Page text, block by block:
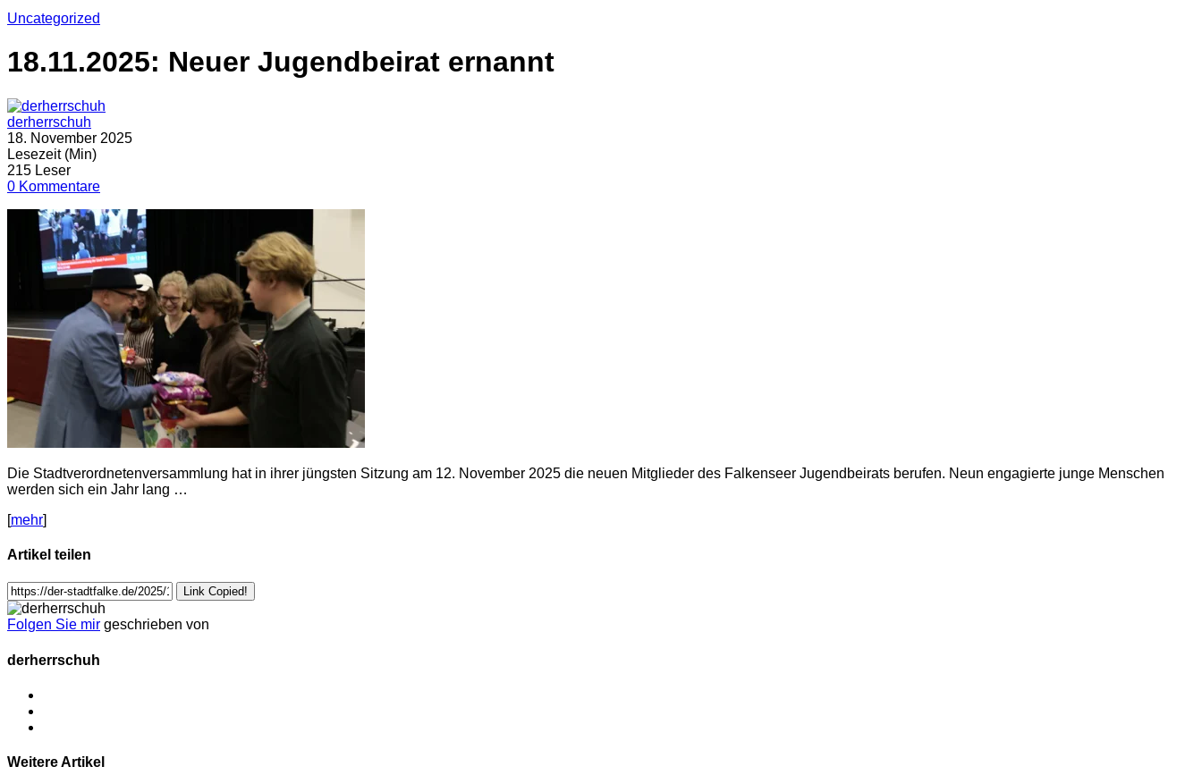
Uncategorized
18.11.2025: Neuer Jugendbeirat ernannt
derherrschuh
18. November 2025
Lesezeit (Min)
215 Leser
0 Kommentare
Die Stadtverordnetenversammlung hat in ihrer jüngsten Sitzung am 12. November 2025 die neuen Mitglieder des Falkenseer Jugendbeirats berufen. Neun engagierte junge Menschen
werden sich ein Jahr lang …
[mehr]
Artikel teilen
Link Copied!
Folgen Sie mir geschrieben von
derherrschuh
Weitere Artikel